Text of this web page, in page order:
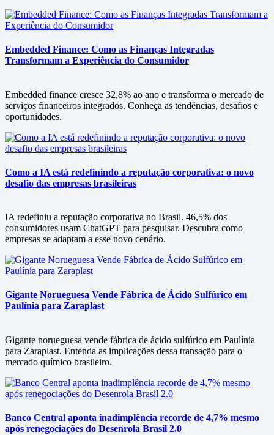
Embedded Finance: Como as Finanças Integradas
Transformam a Experiência do Consumidor
Embedded finance cresce 32,8% ao ano e transforma o mercado de
serviços financeiros integrados. Conheça as tendências, desafios e
oportunidades.
Como a IA está redefinindo a reputação corporativa: o novo
desafio das empresas brasileiras
IA redefiniu a reputação corporativa no Brasil. 46,5% dos
consumidores usam ChatGPT para pesquisar. Descubra como
empresas se adaptam a esse novo cenário.
Gigante Norueguesa Vende Fábrica de Ácido Sulfúrico em
Paulínia para Zaraplast
Gigante norueguesa vende fábrica de ácido sulfúrico em Paulínia
para Zaraplast. Entenda as implicações dessa transação para o
mercado químico brasileiro.
Banco Central aponta inadimplência recorde de 4,7% mesmo
após renegociações do Desenrola Brasil 2.0